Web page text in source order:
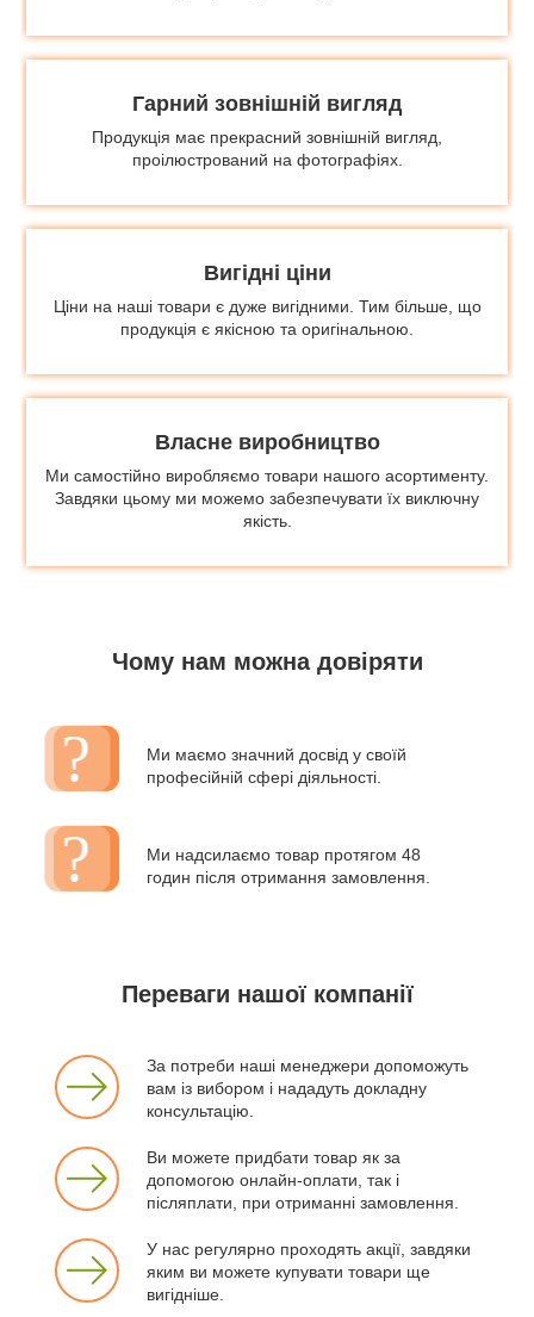
Гарний зовнішній вигляд
Продукція має прекрасний зовнішній вигляд,
проілюстрований на фотографіях.
Вигідні ціни
Ціни на наші товари є дуже вигідними. Тим більше, що
продукція є якісною та оригінальною.
Власне виробництво
Ми самостійно виробляємо товари нашого асортименту.
Завдяки цьому ми можемо забезпечувати їх виключну
якість.
Чому нам можна довіряти
Ми маємо значний досвід у своїй
професійній сфері діяльності.
Ми надсилаємо товар протягом 48
годин після отримання замовлення.
Переваги нашої компанії
За потреби наші менеджери допоможуть
вам із вибором і нададуть докладну
консультацію.
Ви можете придбати товар як за
допомогою онлайн-оплати, так і
післяплати, при отриманні замовлення.
У нас регулярно проходять акції, завдяки
яким ви можете купувати товари ще
вигідніше.